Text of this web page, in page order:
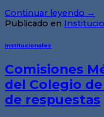
Continuar leyendo →
Publicado en
Institucionales
Comisiones
del Colegio
de respuestas